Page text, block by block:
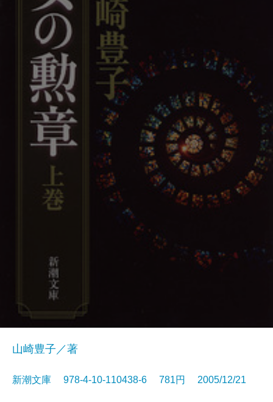
山崎豊子／著
新潮文庫 978-4-10-110438-6 781円 2005/12/21